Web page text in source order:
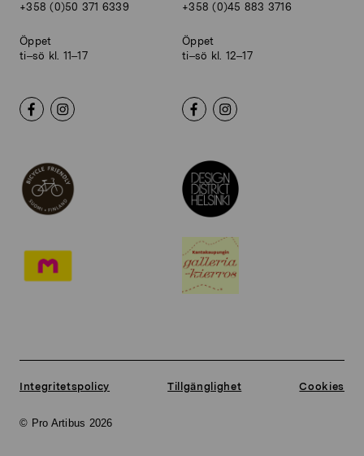
+358 (0)50 371 6339
Öppet
ti–sö kl. 11–17
+358 (0)45 883 3716
Öppet
ti–sö kl. 12–17
© Pro Artibus 2026
Integritetspolicy Tillgänglighet Cookies